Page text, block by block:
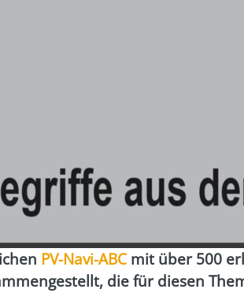
PV-Navi-ABCmit über 500
die für die­sen